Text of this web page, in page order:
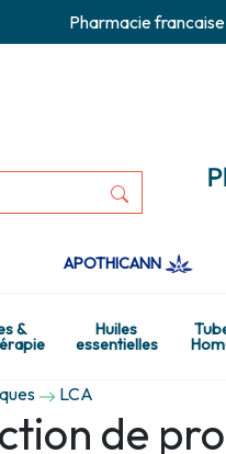
Pharmacie
APOTHICANN
& Huiles
essentielles
LCA
de